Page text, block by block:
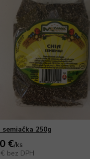
semiačka 250g
€/ks
bez DPH